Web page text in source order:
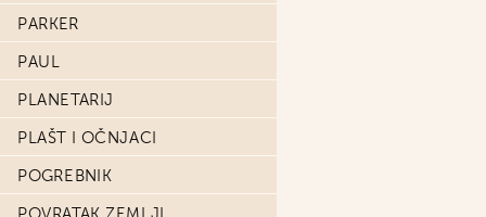
PARKER
PAUL
PLANETARIJ
PLAŠT I OČNJACI
POGREBNIK